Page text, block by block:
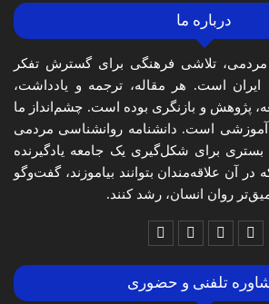
درباره ما
مردمی، تلاشی فرهنگی برای گسترش تفکر
ایران است. هر مقاله، ترجمه و یادداشت،
پژوهش و بازنگری بوده است. چشم‌انداز ما
است. دانشنامه روانشناسی مردمی
برای شکل‌گیری یک جامعه یادگیرنده
آن علاقه‌مندان بتوانند بیاموزند، گفت‌وگو
روان انسان، رشد کنند.
تلفنی و حضوری